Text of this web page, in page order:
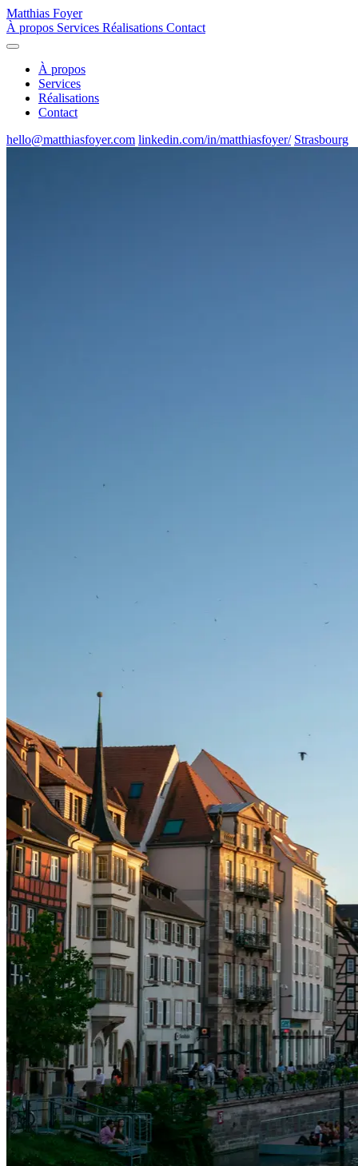
Matthias Foyer
À propos Services Réalisations Contact
À propos
Services
Réalisations
Contact
hello@matthiasfoyer.com linkedin.com/in/matthiasfoyer/ Strasbourg